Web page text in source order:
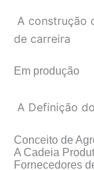
A construção
de carreira
Em produção
A Definição
Conceito de
A Cadeia
Fornecedores